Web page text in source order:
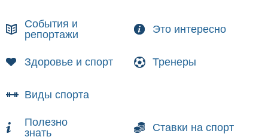
События и
репортажи
Это интересно
Здоровье и спорт Тренеры
Виды спорта
Полезно
знать
Ставки на спорт